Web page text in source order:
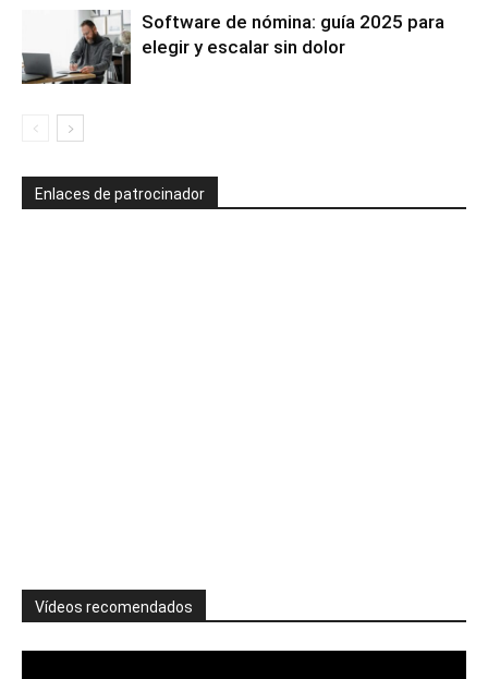
Software de nómina: guía 2025 para
elegir y escalar sin dolor
Enlaces de patrocinador
Vídeos recomendados